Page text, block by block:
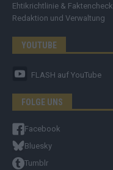
Ehtikrichtlinie & Faktencheck
Redaktion und Verwaltung
YOUTUBE
FLASH auf YouTube
FOLGE UNS
Facebook
Bluesky
Tumblr